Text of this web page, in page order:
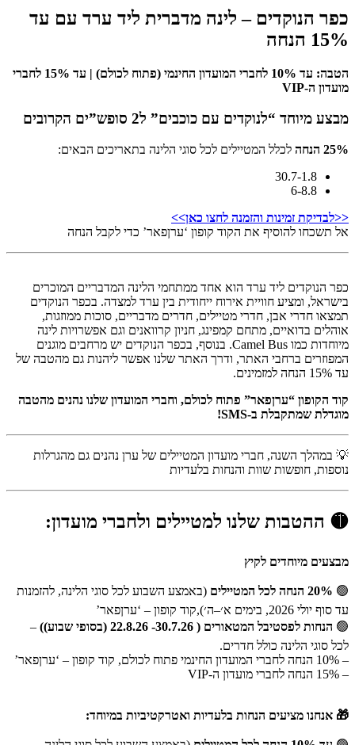
כפר הנוקדים – לינה מדברית ליד ערד עם עד
15% הנחה
הטבה: עד 10% לחברי המועדון החינמי (פתוח לכולם) | עד 15% לחברי
מועדון ה-VIP
מבצע מיוחד “לנוקדים עם כוכבים” ל2 סופש”ים הקרובים
25% הנחה
לכלל המטיילים לכל סוגי הלינה בתאריכים הבאים:
30.7-1.8
6-8.8
<<לבדיקת זמינות והזמנה לחצו כאן>>
אל תשכחו להוסיף את הקוד קופון ‘ערןפאר’ כדי לקבל הנחה
כפר הנוקדים ליד ערד הוא אחד ממתחמי הלינה המדבריים המוכרים
בישראל, ומציע חוויית אירוח ייחודית בין ערד למצדה. בכפר הנוקדים
תמצאו חדרי אבן, חדרי מטיילים, חדרים מדבריים, סוכות ממוזגות,
אוהלים בדואיים, מתחם קמפינג, חניון קרוואנים וגם אפשרויות לינה
מיוחדות כמו Camel Bus. בנוסף, בכפר הנוקדים יש מרחבים מוגנים
המפוזרים ברחבי האתר, ודרך האתר שלנו אפשר ליהנות גם מהטבה של
עד 15% הנחה למזמינים.
קוד הקופון “ערןפאר” פתוח לכולם, וחברי המועדון שלנו נהנים מהטבה
מוגדלת שמתקבלת ב-SMS!
💡 במהלך השנה, חברי מועדון המטיילים של ערן נהנים גם מהגרלות
נוספות, חופשות שוות והנחות בלעדיות
🟡 ההטבות שלנו למטיילים ולחברי מועדון:
מבצעים מיוחדים לקיץ
🟢 20% הנחה לכל המטיילים
(באמצע השבוע לכל סוגי הלינה, להזמנות
עד סוף יולי 2026, בימים א׳–ה׳),קוד קופון – ‘ערןפאר’
🟢 הנחות לפסטיבל המטאורים ( 30.7.26- 22.8.26 (בסופי שבוע) )
–
לכל סוגי הלינה כולל חדרים.
– 10% הנחה לחברי המועדון החינמי פתוח לכולם, קוד קופון – ‘ערןפאר’
– 15% הנחה לחברי מועדון ה-VIP
🎁 אנחנו מציעים הנחות בלעדיות ואטרקטיביות במיוחד: